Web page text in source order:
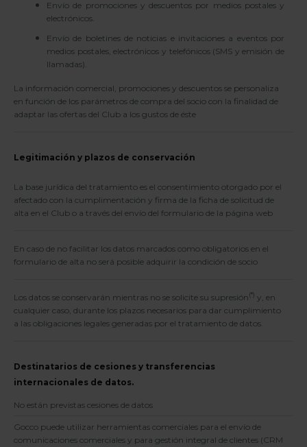
Envío de promociones y descuentos por medios postales y
electrónicos.
Envío de boletines de noticias e invitaciones a eventos por
medios postales, electrónicos y telefónicos (SMS y emisión de
llamadas).
La información comercial, promociones y descuentos se personaliza
en función de los parámetros de compra del socio con la finalidad de
adaptar las ofertas del Club a los gustos de éste
Legitimación y plazos de conservación
La base jurídica del tratamiento es el consentimiento otorgado por el
afectado con la cumplimentación y firma de la ficha de solicitud de
alta en el Club o a través del envío del formulario de la página web
En caso de no facilitar los datos marcados como obligatorios en el
formulario de alta no será posible adquirir la condición de socio
Los datos se conservarán mientras no se solicite su supresión(*) y, en
cualquier caso, durante los plazos necesarios para dar cumplimiento
a las obligaciones legales generadas por el tratamiento de datos.
Destinatarios de cesiones y transferencias
internacionales de datos.
No están previstas cesiones de datos
Gocco puede utilizar herramientas comerciales para el envío de
comunicaciones comerciales y para gestión integral de clientes (CRM